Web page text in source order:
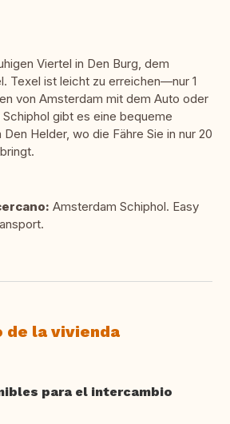
Viertel in Den Burg, dem
Texel ist leicht zu erreichen—nur 1
von Amsterdam mit dem Auto oder
gibt es eine bequeme
Helder, wo die Fähre Sie in nur 20
Amsterdam Schiphol. Easy
de la vivienda
para el intercambio